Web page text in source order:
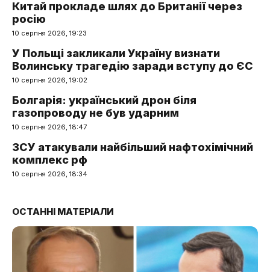
Китай прокладе шлях до Британії через
росію
10 серпня 2026, 19:23
У Польщі закликали Україну визнати
Волинську трагедію заради вступу до ЄС
10 серпня 2026, 19:02
Болгарія: український дрон біля
газопроводу не був ударним
10 серпня 2026, 18:47
ЗСУ атакували найбільший нафтохімічний
комплекс рф
10 серпня 2026, 18:34
ОСТАННІ МАТЕРІАЛИ